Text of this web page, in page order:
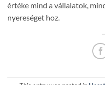
értéke mind a vállalatok,
nyereséget hoz.